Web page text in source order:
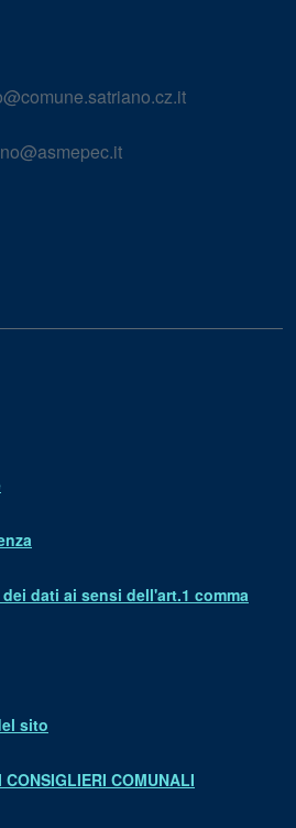
dati ai sensi dell'art.1 comma
sito
CONSIGLIERI COMUNALI